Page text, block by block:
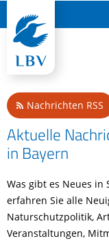
Nachrichten RSS
Aktuelle
in Bayern
Was gibt es Neues in
erfahren Sie alle
Naturschutzpolitik,
Veranstaltungen,